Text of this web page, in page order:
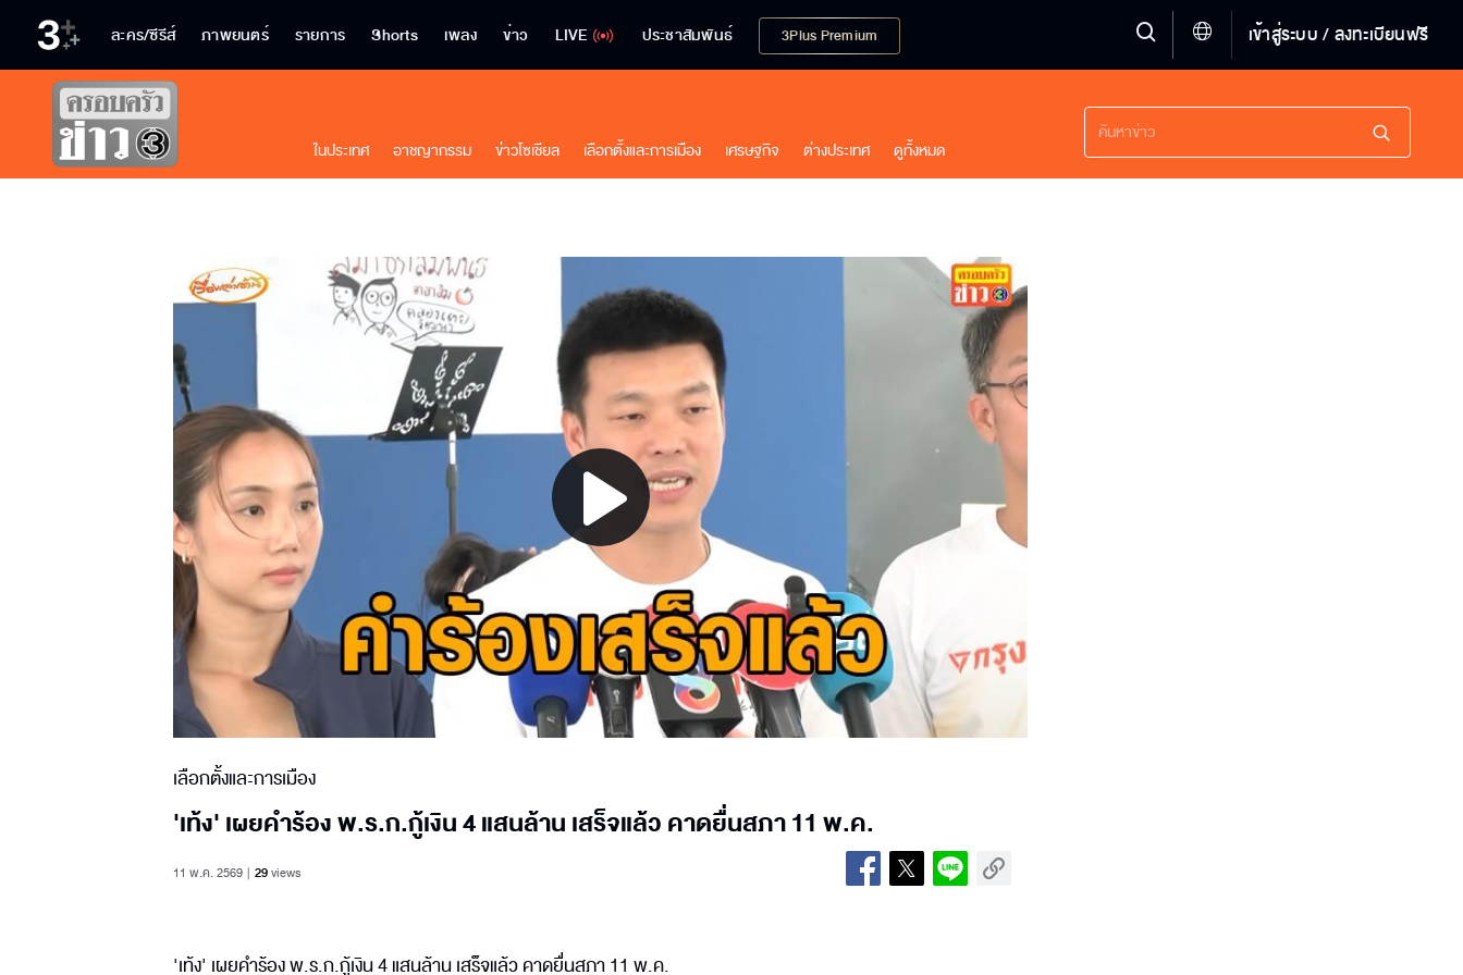
ละคร/ซีรีส์ ภาพยนตร์ รายการ Shorts เพลง ข่าว LIVE ประชาสัมพันธ์ 3Plus Premium เข้าสู่ระบบ / ลงทะเบียนฟรี
ในประเทศ อาชญากรรม ข่าวโซเชียล เลือกตั้งและการเมือง เศรษฐกิจ ต่างประเทศ ดูทั้งหมด
Play
Video
เลือกตั้งและการเมือง
'เท้ง' เผยคำร้อง พ.ร.ก.กู้เงิน 4 แสนล้าน เสร็จแล้ว คาดยื่นสภา 11 พ.ค.
11 พ.ค. 2569 29views
'เท้ง' เผยคำร้อง พ.ร.ก.กู้เงิน 4 แสนล้าน เสร็จแล้ว คาดยื่นสภา 11 พ.ค.